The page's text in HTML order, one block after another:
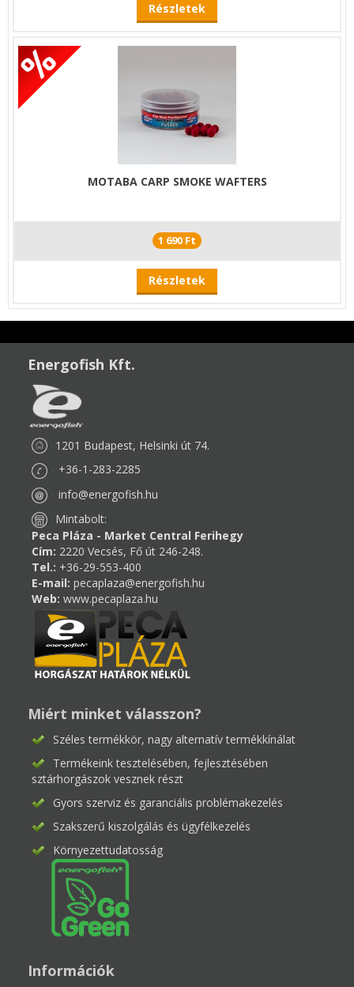
Részletek
MOTABA CARP SMOKE WAFTERS
1 690 Ft
Részletek
Energofish Kft.
1201 Budapest, Helsinki út 74.
+36-1-283-2285
info@energofish.hu
Mintabolt:
Peca Pláza - Market Central Ferihegy
Cím: 2220 Vecsés, Fő út 246-248.
Tel.: +36-29-553-400
E-mail: pecaplaza@energofish.hu
Web: www.pecaplaza.hu
Miért minket válasszon?
Széles termékkör, nagy alternatív termékkínálat
Termékeink tesztelésében, fejlesztésében
sztárhorgászok vesznek részt
Gyors szerviz és garanciális problémakezelés
Szakszerű kiszolgálás és ügyfélkezelés
Környezettudatosság
Információk